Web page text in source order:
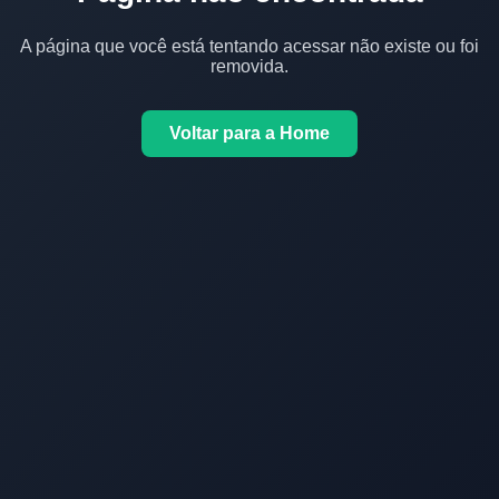
A página que você está tentando acessar não existe ou foi
removida.
Voltar para a Home